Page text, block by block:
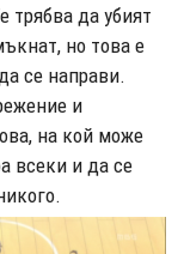
трябва да убият
но това е
се направи.
и
на кой може
всеки и да се